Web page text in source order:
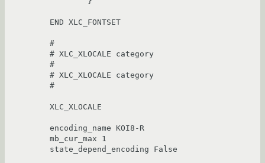
END XLC_FONTSET
#
# XLC_XLOCALE category
#
# XLC_XLOCALE category
#
XLC_XLOCALE
encoding_name KOI8-R
mb_cur_max 1
state_depend_encoding False